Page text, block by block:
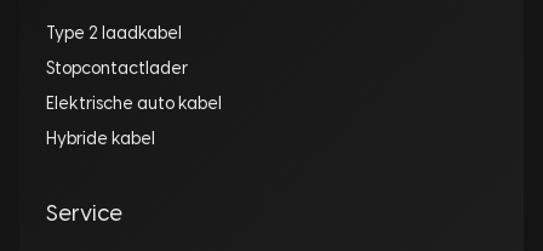
Type 2 laadkabel
Stopcontactlader
Elektrische auto kabel
Hybride kabel
Service